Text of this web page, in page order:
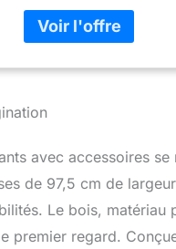
imaginatif.
Matériaux
utilise des matériaux
la sécurité totale de
classique lui permet de
couleur rose, associée
pour rendre le jeu
téléphone, des
armoires ouvrantes,
Spacieuses : Avec des
optimal. Sa hauteur de
avec accessoires
de 97,5 cm de
Le bois, matériau
premier regard.